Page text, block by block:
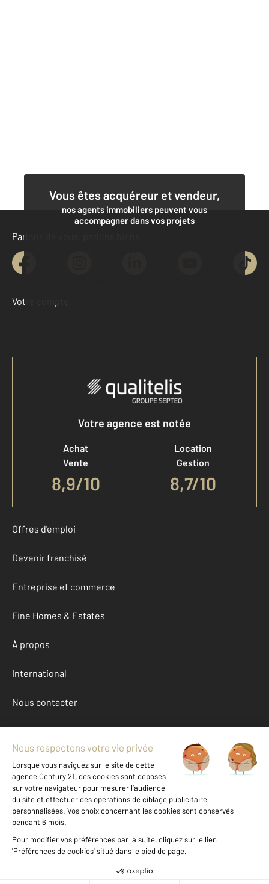
Vous êtes acquéreur et vendeur,
nos agents immobiliers peuvent vous
accompagner dans vos projets
Contacter l'agence
Demander une estimation
Parlons de vous, parlons biens
Votre compte :
Accéder à mon compte
Votre agence est notée
Achat
Vente
8,9/10
Location
Gestion
8,7/10
Offres d'emploi
Devenir franchisé
Entreprise et commerce
Fine Homes & Estates
À propos
International
Nous contacter
Mentions légales & CGU et Barèmes d'honoraires
Données personnelles
Gestionnaire des cookies
Achat maison autour de APPOIGNY (89380)